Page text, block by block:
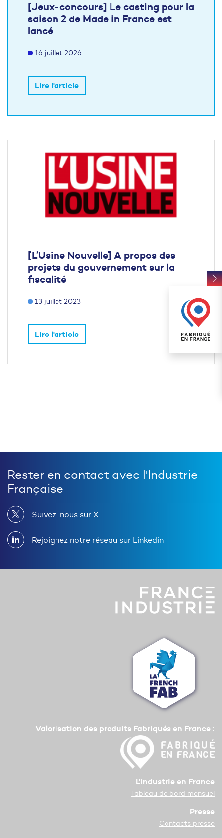
[Jeux-concours] Le casting pour la
saison 2 de Made in France est
lancé
16 juillet 2026
Lire l'article
[L’Usine Nouvelle] A propos des
projets du gouvernement sur la
fiscalité
13 juillet 2023
Lire l'article
Rester en contact avec l'Industrie
Française
Suivez-nous sur X
Rejoignez notre réseau sur Linkedin
Valorisation des produits Fabriqués en France :
L'industrie en France
Tableau de bord mensuel
Presse
Contacts presse